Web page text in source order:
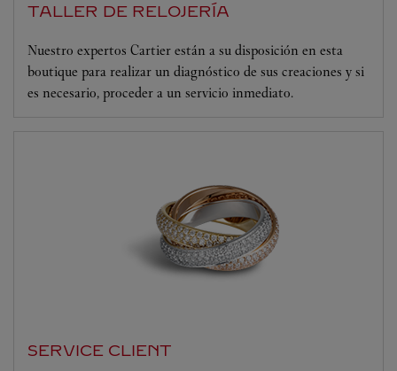
TALLER DE RELOJERÍA
Nuestro expertos Cartier están a su disposición en esta
boutique para realizar un diagnóstico de sus creaciones y si
es necesario, proceder a un servicio inmediato.
SERVICE CLIENT